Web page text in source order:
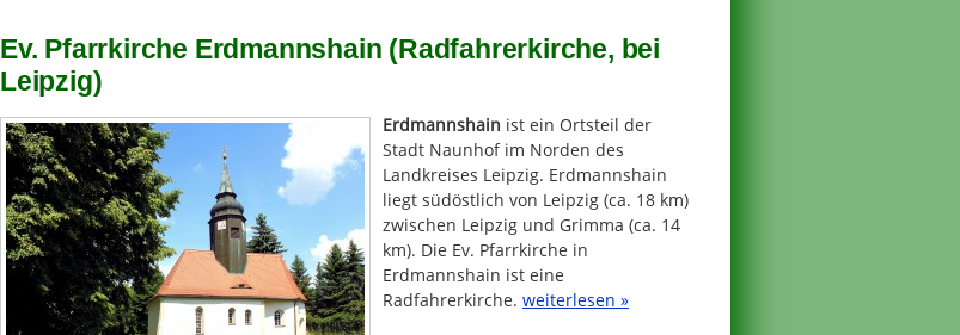
Ev. Pfarrkirche Erdmannshain (Radfahrerkirche, bei
Leipzig)
Erdmannshain ist ein Ortsteil der
Stadt Naunhof im Norden des
Landkreises Leipzig. Erdmannshain
liegt südöstlich von Leipzig (ca. 18 km)
zwischen Leipzig und Grimma (ca. 14
km). Die Ev. Pfarrkirche in
Erdmannshain ist eine
Radfahrerkirche. weiterlesen »